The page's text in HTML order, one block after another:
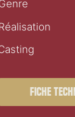
Fiche